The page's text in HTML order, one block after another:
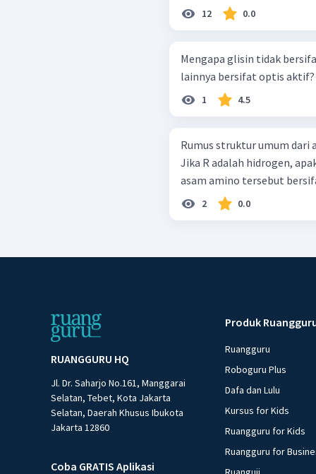
12 0.0
Mengapa glisin tidak
lainnya bersifat optis aktif?
1 4.5
Rumus struktur umum dari
Jika R adalah hidrogen,
2 0.0
RUANGGURU HQ
Jl. Dr. Saharjo No.161, Manggarai
Selatan, Tebet, Kota Jakarta
Selatan, Daerah Khusus Ibukota
Jakarta 12860
Coba GRATIS Aplikasi
Produk
Ruangguru
Roboguru Plus
Dafa dan Lulu
Kursus for Kids
Ruangguru for Kids
Ruangguru for